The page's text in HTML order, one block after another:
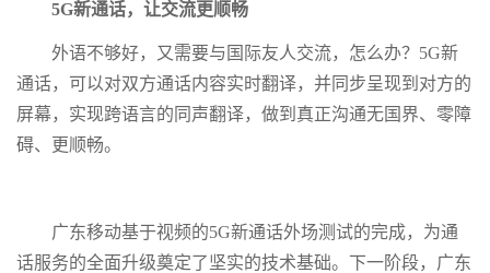
5G新通话，让交流更顺畅
外语不够好，又需要与国际友人交流，怎么办？5G新
通话，可以对双方通话内容实时翻译，并同步呈现到对方的
屏幕，实现跨语言的同声翻译，做到真正沟通无国界、零障
碍、更顺畅。
广东移动基于视频的5G新通话外场测试的完成，为通
话服务的全面升级奠定了坚实的技术基础。下一阶段，广东